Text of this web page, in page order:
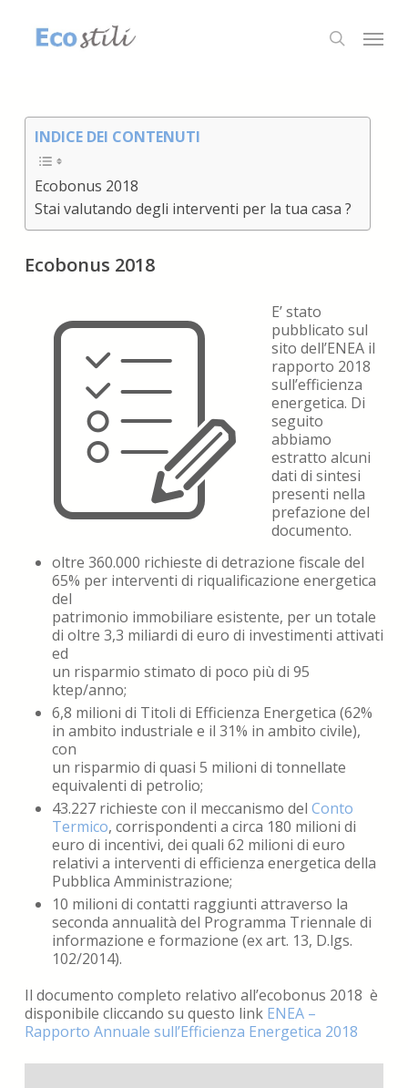
search
Menu
INDICE DEI CONTENUTI
Ecobonus 2018
Stai valutando degli interventi per la tua casa ?
Ecobonus 2018
E’ stato
pubblicato sul
sito dell’ENEA il
rapporto 2018
sull’efficienza
energetica. Di
seguito
abbiamo
estratto alcuni
dati di sintesi
presenti nella
prefazione del
documento.
oltre 360.000 richieste di detrazione fiscale del
65% per interventi di riqualificazione energetica
del
patrimonio immobiliare esistente, per un totale
di oltre 3,3 miliardi di euro di investimenti attivati
ed
un risparmio stimato di poco più di 95
ktep/anno;
6,8 milioni di Titoli di Efficienza Energetica (62%
in ambito industriale e il 31% in ambito civile),
con
un risparmio di quasi 5 milioni di tonnellate
equivalenti di petrolio;
43.227 richieste con il meccanismo del Conto
Termico, corrispondenti a circa 180 milioni di
euro di incentivi, dei quali 62 milioni di euro
relativi a interventi di efficienza energetica della
Pubblica Amministrazione;
10 milioni di contatti raggiunti attraverso la
seconda annualità del Programma Triennale di
informazione e formazione (ex art. 13, D.lgs.
102/2014).
Il documento completo relativo all’ecobonus 2018 è
disponibile cliccando su questo link ENEA –
Rapporto Annuale sull’Efficienza Energetica 2018